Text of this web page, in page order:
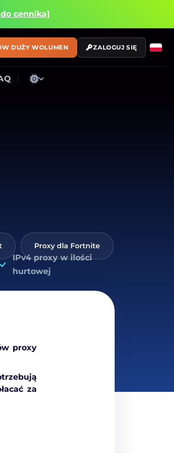
cennika]
DUŻY WOLUMEN ZALOGUJ SIĘ
Proxy dla Fortnite
IPv4 proxy w ilości
hurtowej
proxy
za